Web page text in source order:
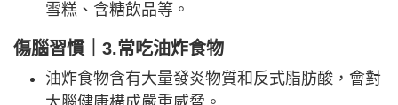
雪糕、含糖飲品等。
傷腦習慣｜3.常吃油炸食物
油炸食物含有大量發炎物質和反式脂肪酸，會對